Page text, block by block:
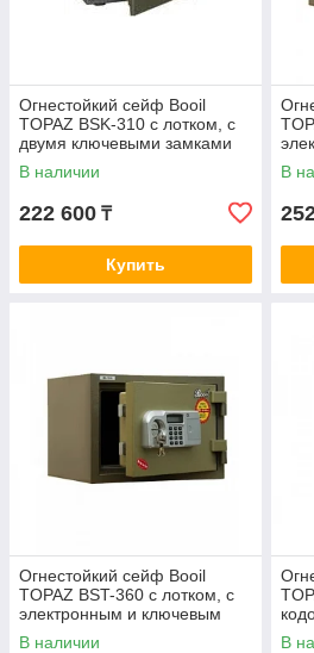
Огнестойкий сейф Booil
TOPAZ BSK-310 с лотком, с
двумя ключевыми замками
В наличии
222 600 ₸
Купить
В
Огнестойкий сейф Booil
TOPAZ BST-360 с лотком, с
электронным и ключевым
замками
В наличии В